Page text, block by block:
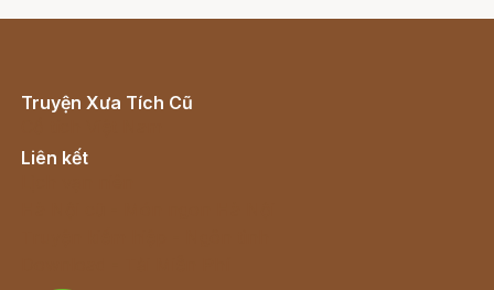
Truyện Xưa Tích Cũ
Liên kết